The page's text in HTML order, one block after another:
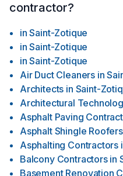
contractor?
in Saint-Zotique
in Saint-Zotique
in Saint-Zotique
Air Duct Cleaners in
Architects in Saint-
Architectural
Asphalt Paving
Asphalt Shingle Roofers
Asphalting Contractors
Balcony Contractors in
Basement Renovation